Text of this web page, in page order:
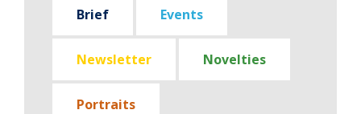
Brief Events
Newsletter Novelties
Portraits